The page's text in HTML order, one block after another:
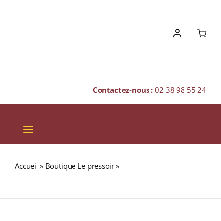
Contactez-nous :02 38 98 55 24
Toggle
Navigation
SPIRITUEUX
Accueil » Boutique Le pressoir»